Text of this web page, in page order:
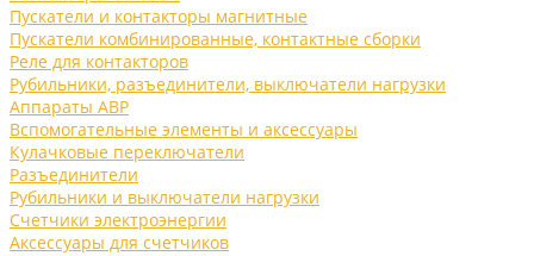
Пускатели и контакторы магнитные
Пускатели комбинированные, контактные сборки
Реле для контакторов
Рубильники, разъединители, выключатели нагрузки
Аппараты АВР
Вспомогательные элементы и аксессуары
Кулачковые переключатели
Разъединители
Рубильники и выключатели нагрузки
Счетчики электроэнергии
Аксессуары для счетчиков